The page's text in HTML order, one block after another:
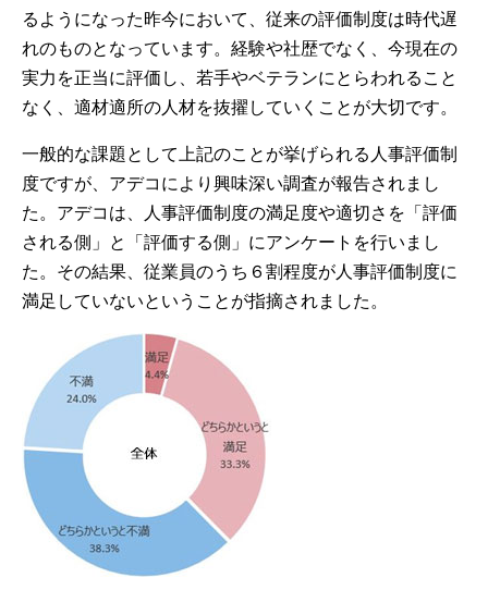
るようになった昨今において、従来の評価制度は時代遅
れのものとなっています。経験や社歴でなく、今現在の
実力を正当に評価し、若手やベテランにとらわれること
なく、適材適所の人材を抜擢していくことが大切です。
一般的な課題として上記のことが挙げられる人事評価制
度ですが、アデコにより興味深い調査が報告されまし
た。アデコは、人事評価制度の満足度や適切さを「評価
される側」と「評価する側」にアンケートを行いまし
た。その結果、従業員のうち６割程度が人事評価制度に
満足していないということが指摘されました。